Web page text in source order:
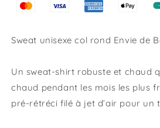
Sweat unisexe col rond Envie de
Un sweat-shirt robuste et chaud
chaud pendant les mois les plus
pré-rétréci filé à jet d’air pour un